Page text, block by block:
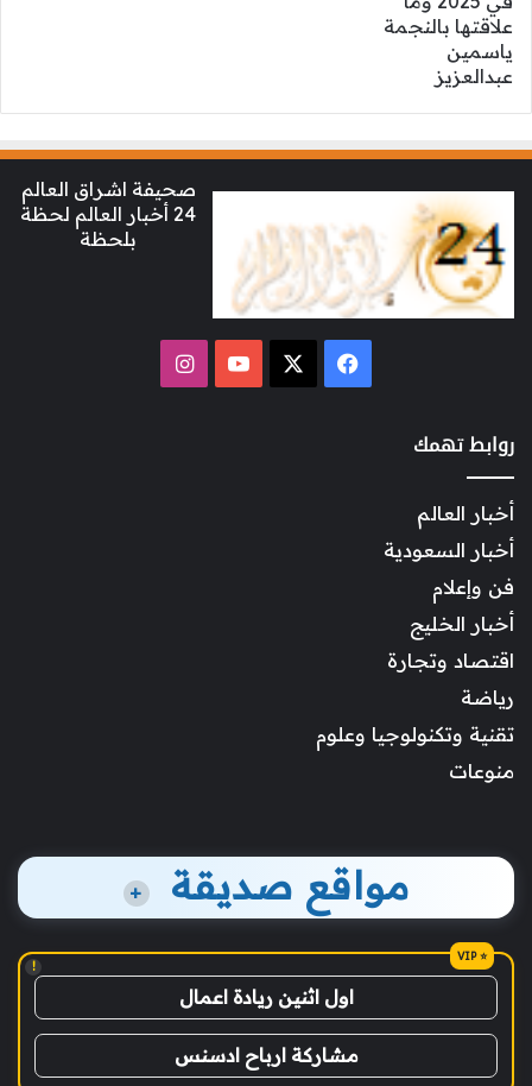
صحيفة اشراق العالم
24 أخبار العالم لحظة
بلحظة
فيسبوك ‫YouTubeانستقرام
روابط تهمك
أخبار العالم
أخبار السعودية
فن وإعلام
أخبار الخليج
اقتصاد وتجارة
رياضة
تقنية وتكنولوجيا وعلوم
منوعات
مواقع صديقة +
!
اول اثنين ريادة اعمال
مشاركة ارباح ادسنس